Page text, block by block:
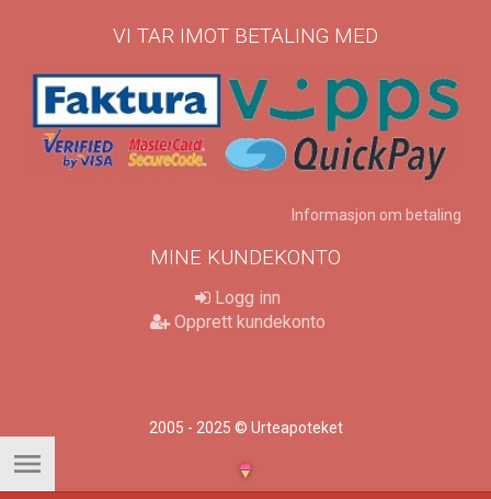
VI TAR IMOT BETALING MED
Informasjon om betaling
MINE KUNDEKONTO
Logg inn
Opprett kundekonto
2005 - 2025 © Urteapoteket